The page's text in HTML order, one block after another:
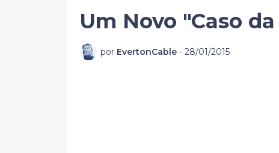
Um Novo "Caso
por EvertonCable - 28/01/2015